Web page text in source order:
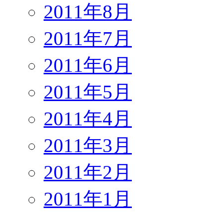
2011年8月
2011年7月
2011年6月
2011年5月
2011年4月
2011年3月
2011年2月
2011年1月